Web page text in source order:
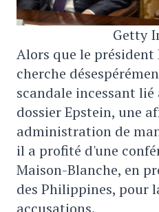
Getty
Alors que le
cherche
scandale incessant
dossier Epstein, une
administration de
il a profité d'une
Maison-Blanche, en
des Philippines, pour